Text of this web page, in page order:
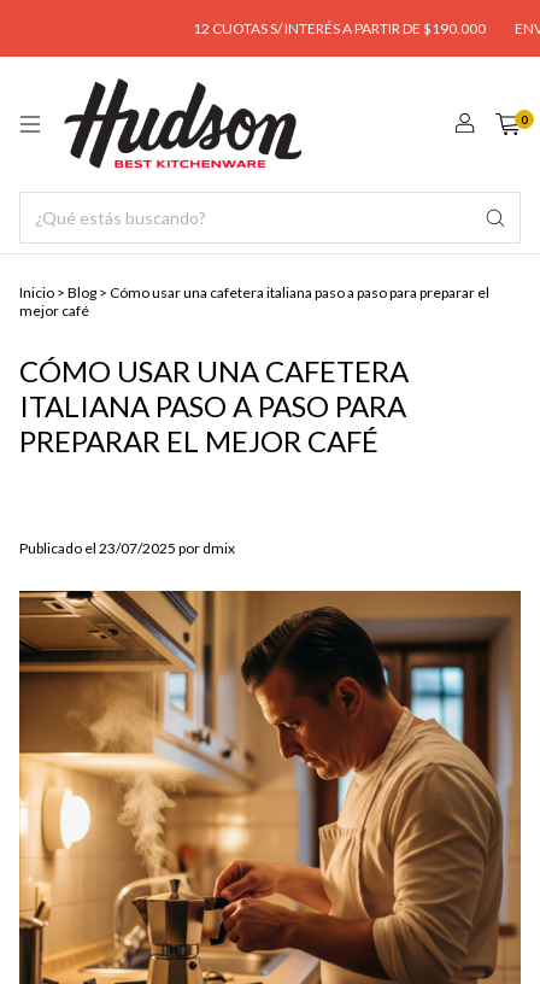
12 CUOTAS S/ INTERÉS A PARTIR DE $190.000 ENVÍO
0
Inicio > Blog > Cómo usar una cafetera italiana paso a paso para preparar el
mejor café
CÓMO USAR UNA CAFETERA
ITALIANA PASO A PASO PARA
PREPARAR EL MEJOR CAFÉ
Publicado el 23/07/2025 por dmix